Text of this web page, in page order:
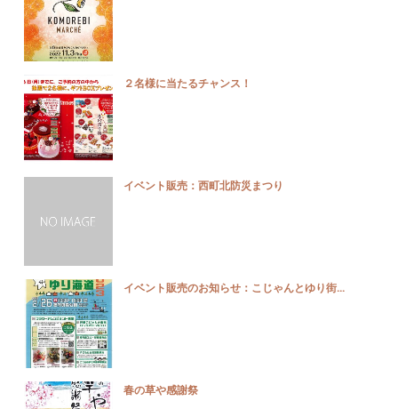
２名様に当たるチャンス！
イベント販売：西町北防災まつり
イベント販売のお知らせ：こじゃんとゆり街...
春の草や感謝祭